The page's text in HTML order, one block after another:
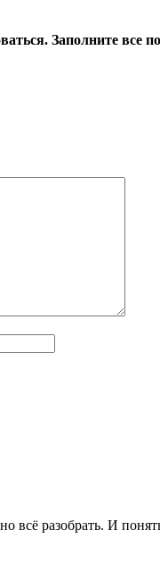
Заполните все
всё разобрать. И